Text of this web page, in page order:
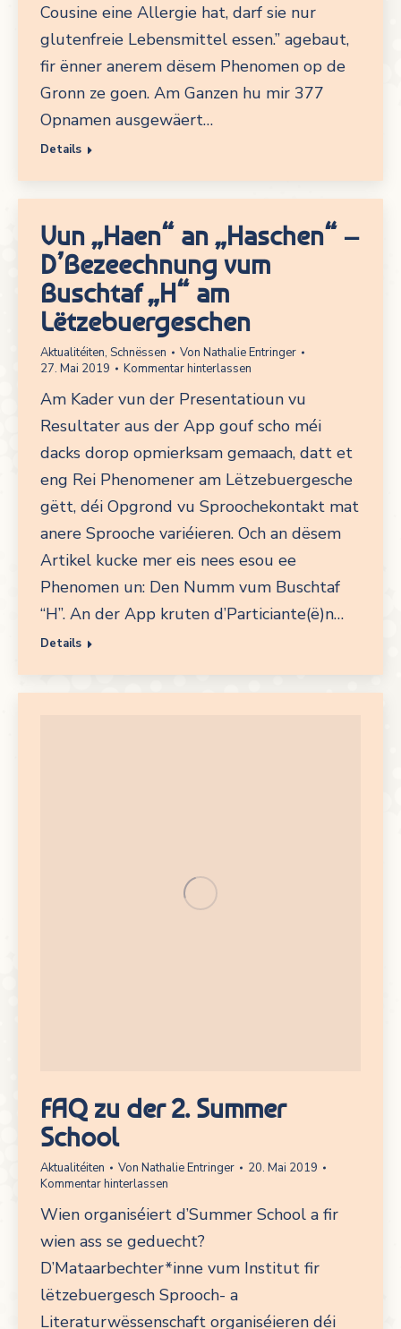
Cousine eine Allergie hat, darf sie nur
glutenfreie Lebensmittel essen.” agebaut,
fir ënner anerem dësem Phenomen op de
Gronn ze goen. Am Ganzen hu mir 377
Opnamen ausgewäert…
Details
Vun „Haen“ an „Haschen“ –
D’Bezeechnung vum
Buschtaf „H“ am
Lëtzebuergeschen
Aktualitéiten, Schnëssen Von Nathalie Entringer
27. Mai 2019
Kommentar hinterlassen
Am Kader vun der Presentatioun vu
Resultater aus der App gouf scho méi
dacks dorop opmierksam gemaach, datt et
eng Rei Phenomener am Lëtzebuergesche
gëtt, déi Opgrond vu Sproochekontakt mat
anere Sprooche variéieren. Och an dësem
Artikel kucke mer eis nees esou ee
Phenomen un: Den Numm vum Buschtaf
“H”. An der App kruten d’Particiante(ë)n…
Details
FAQ zu der 2. Summer
School
Aktualitéiten Von Nathalie Entringer
20. Mai 2019
Kommentar hinterlassen
Wien organiséiert d’Summer School a fir
wien ass se geduecht?
D’Mataarbechter*inne vum Institut fir
lëtzebuergesch Sprooch- a
Literaturwëssenschaft organiséieren déi